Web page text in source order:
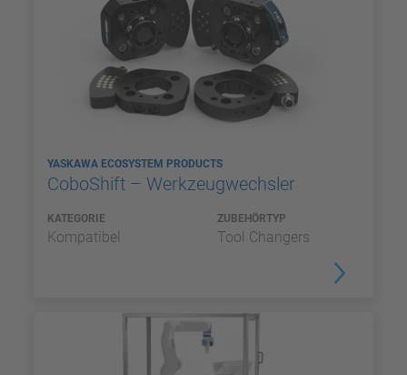
YASKAWA ECOSYSTEM PRODUCTS
CoboShift – Werkzeugwechsler
KATEGORIE
Kompatibel
ZUBEHÖRTYP
Tool Changers